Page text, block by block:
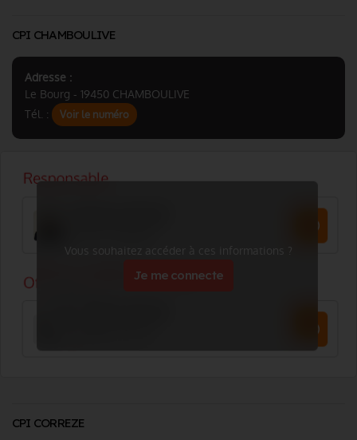
CPI CHAMBOULIVE
Adresse :
Le Bourg - 19450 CHAMBOULIVE
Tél. :
Voir le numéro
Vous souhaitez accéder à ces informations ?
Je me connecte
CPI CORREZE